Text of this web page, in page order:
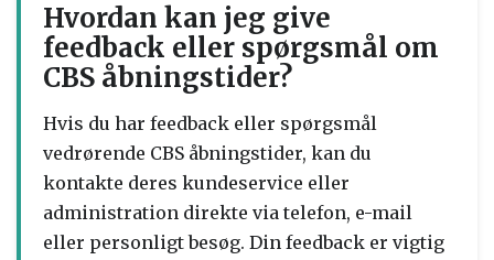
Hvordan kan jeg give
feedback eller spørgsmål om
CBS åbningstider?
Hvis du har feedback eller spørgsmål
vedrørende CBS åbningstider, kan du
kontakte deres kundeservice eller
administration direkte via telefon, e-mail
eller personligt besøg. Din feedback er vigtig